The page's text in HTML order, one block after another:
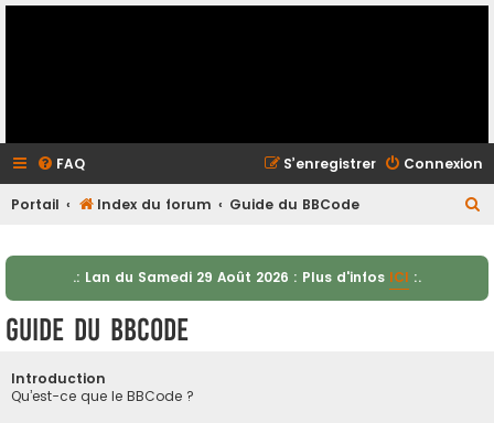
FAQ Connexion
S’enregistrer
Portail Index du forum Guide du BBCode
c
.: Lan du Samedi 29 Août 2026 : Plus d'infos ICI :.
Guide du BBCode
Introduction
Qu’est-ce que le BBCode ?